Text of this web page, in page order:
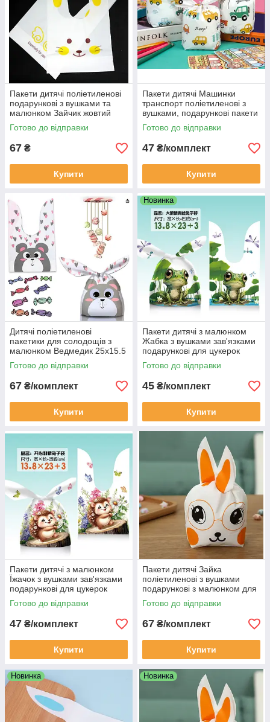
Пакети дитячі поліетиленові
подарункові з вушками та
малюнком Зайчик жовтий
великий 25х15.5 10 шт
Готово до відправки
67 ₴
Купити
Пакети дитячі Машинки
транспорт поліетиленові з
вушками, подарункові пакети
з малюнком для солодощів
22х13 см 10 шт
Готово до відправки
47 ₴/комплект
Купити
Дитячі поліетиленові
пакетики для солодощів з
малюнком Ведмедик 25х15.5
см з вушками 10 шт
Готово до відправки
67 ₴/комплект
Купити
Новинка
Пакети дитячі з малюнком
Жабка з вушками зав'язками
подарункові для цукерок
22х13 см 10 шт
Готово до відправки
45 ₴/комплект
Купити
Пакети дитячі з малюнком
Їжачок з вушками зав'язками
подарункові для цукерок
22х13 см 10 шт
Готово до відправки
47 ₴/комплект
Купити
Пакети дитячі Зайка
поліетиленові з вушками
подарункові з малюнком для
солодощів 25х165см 10 шт
Готово до відправки
67 ₴/комплект
Купити
Новинка Новинка